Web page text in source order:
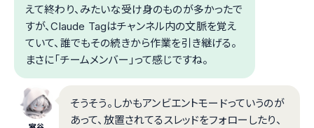
えて終わり、みたいな受け身のものが多かったで
すが、Claude Tagはチャンネル内の文脈を覚え
ていて、誰でもその続きから作業を引き継げる。
まさに「チームメンバー」って感じですね。
そうそう。しかもアンビエントモードっていうのが
あって、放置されてるスレッドをフォローしたり、